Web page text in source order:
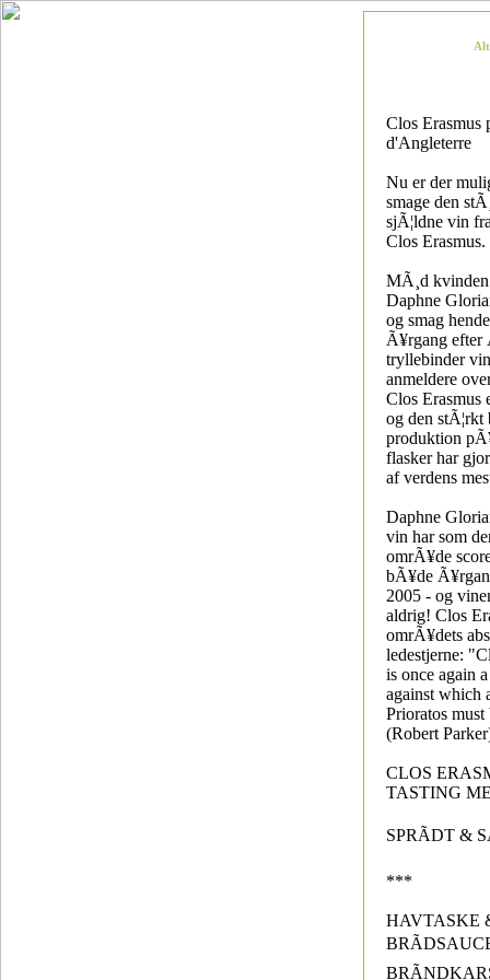
Clos Erasmus
d'Angleterre
Nu er der
smage den
sjÃ¦ldne vin
Clos Erasmus.
MÃ¸d
Daphne
og smag
Ã¥rgang efter
tryllebinder
anmeldere
Clos Erasmus
og den stÃ¦rkt
produktion
flasker har
af verdens
Daphne
vin har som
omrÃ¥de
bÃ¥de
2005 - og
aldrig! Clos
omrÃ¥dets
ledestjerne:
is once again
against which
Prioratos must
(Robert
CLOS
TASTING
SPRÃDT &
***
HAVTASKE